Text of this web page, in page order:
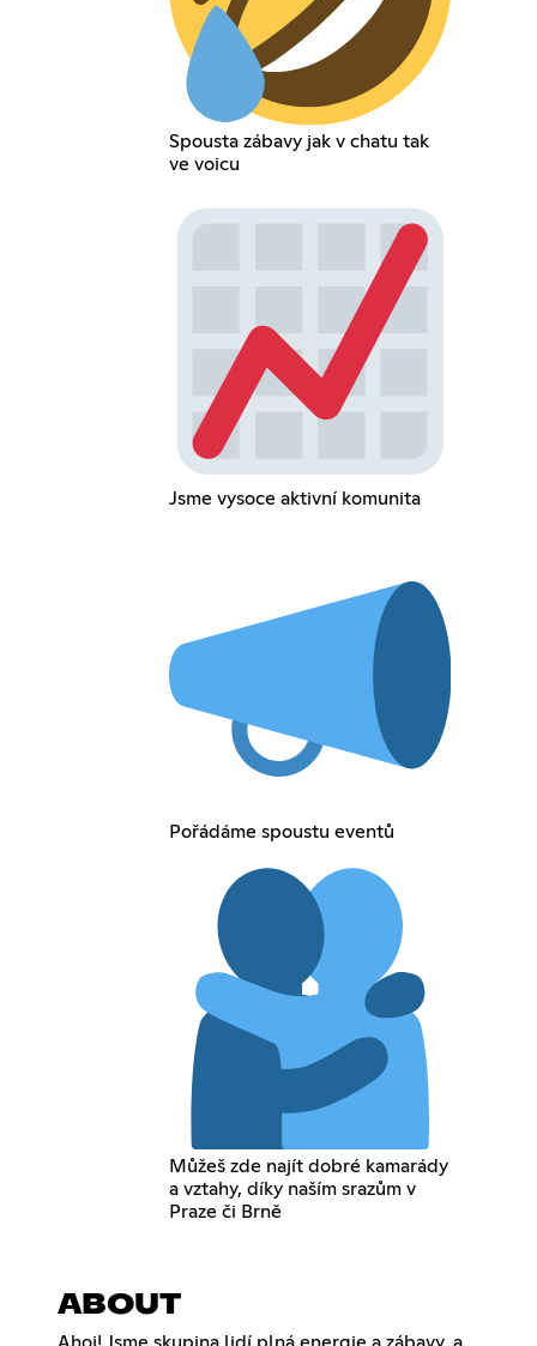
Spousta zábavy jak v chatu tak
ve voicu
Jsme vysoce aktivní komunita
Pořádáme spoustu eventů
Můžeš zde najít dobré kamarády
a vztahy, díky naším srazům v
Praze či Brně
ABOUT
Ahoj! Jsme skupina lidí plná energie a zábavy, a